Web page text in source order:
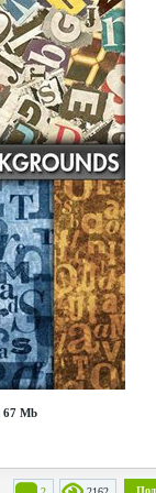
67 Mb